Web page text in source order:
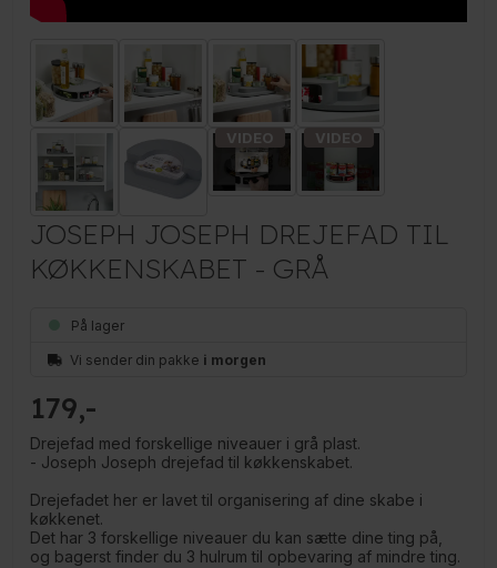
JOSEPH JOSEPH DREJEFAD TIL
KØKKENSKABET - GRÅ
På lager
Vi sender din pakke i morgen
179
Drejefad med forskellige niveauer i grå plast.
- Joseph Joseph drejefad til køkkenskabet.
Drejefadet her er lavet til organisering af dine skabe i
køkkenet.
Det har 3 forskellige niveauer du kan sætte dine ting på,
og bagerst finder du 3 hulrum til opbevaring af mindre ting.